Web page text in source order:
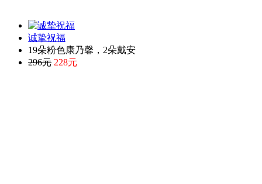
诚挚祝福
19朵粉色康乃馨，2朵戴安
296元 228元